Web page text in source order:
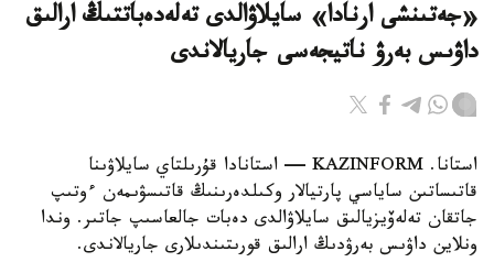
«جەتىنشى ارنادا» سايلاۋالدى تەلەدەباتتىڭ ارالىق
داۋىس بەرۋ ناتيجەسى جاريالاندى
استانا. KAZINFORM — استانادا قۇرىلتاي سايلاۋىنا
قاتىساتىن ساياسي پارتيالار وكىلدەرىنىڭ قاتىسۋىمەن ءوتىپ
جاتقان تەلەۆيزيالىق سايلاۋالدى دەبات جالعاسىپ جاتىر. وندا
ونلاين داۋىس بەرۋدىڭ ارالىق قورىتىندىلارى جاريالاندى.